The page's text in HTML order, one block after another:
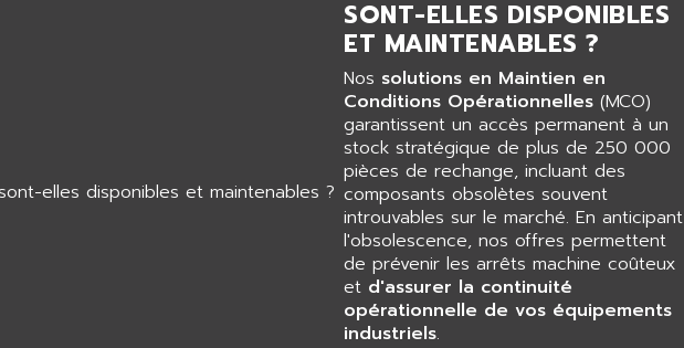
SONT-ELLES DISPONIBLES
ET MAINTENABLES ?
Nos solutions en Maintien en
Conditions Opérationnelles (MCO)
garantissent un accès permanent à un
stock stratégique de plus de 250 000
pièces de rechange, incluant des
composants obsolètes souvent
introuvables sur le marché. En anticipant
l'obsolescence, nos offres permettent
de prévenir les arrêts machine coûteux
et d'assurer la continuité
opérationnelle de vos équipements
industriels.